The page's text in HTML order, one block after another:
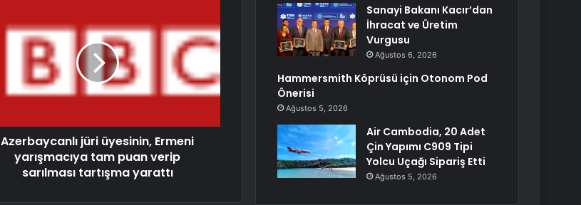
Azerbaycanlı jüri üyesinin, Ermeni
yarışmacıya tam puan verip
sarılması tartışma yarattı
Sanayi Bakanı Kacır’dan
İhracat ve Üretim
Vurgusu
Ağustos 6, 2026
Hammersmith Köprüsü için Otonom Pod
Önerisi
Ağustos 5, 2026
Air Cambodia, 20 Adet
Çin Yapımı C909 Tipi
Yolcu Uçağı Sipariş Etti
Ağustos 5, 2026